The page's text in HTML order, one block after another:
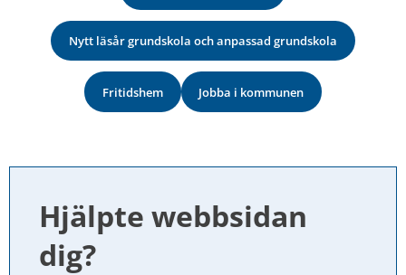
Nytt läsår grundskola och anpassad grundskola
Fritidshem Jobba i kommunen
Hjälpte webbsidan
dig?